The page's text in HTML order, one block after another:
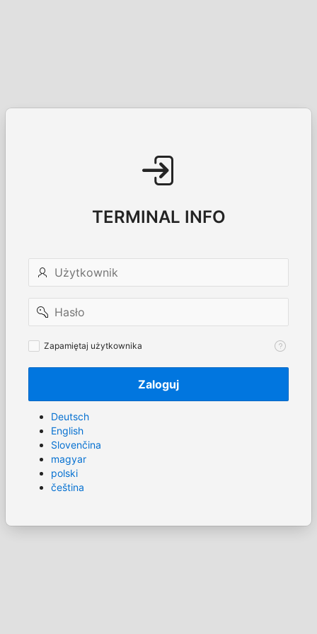
TERMINAL INFO
Użytkownik
Hasło
Zapamiętaj
Zapamiętaj użytkownika
Zaloguj
Deutsch
English
Slovenčina
magyar
polski
čeština